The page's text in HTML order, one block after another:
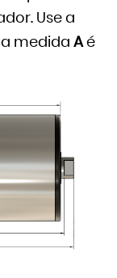
Use a
medida Aé